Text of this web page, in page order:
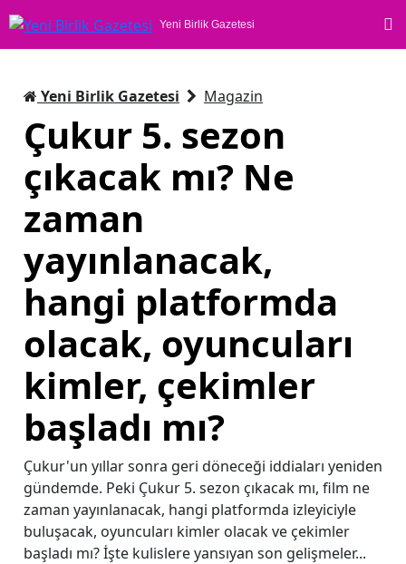
Yeni Birlik Gazetesi
Yeni Birlik Gazetesi Magazin
Çukur 5. sezon
çıkacak mı? Ne
zaman
yayınlanacak,
hangi platformda
olacak, oyuncuları
kimler, çekimler
başladı mı?
Çukur'un yıllar sonra geri döneceği iddiaları yeniden
gündemde. Peki Çukur 5. sezon çıkacak mı, film ne
zaman yayınlanacak, hangi platformda izleyiciyle
buluşacak, oyuncuları kimler olacak ve çekimler
başladı mı? İşte kulislere yansıyan son gelişmeler...